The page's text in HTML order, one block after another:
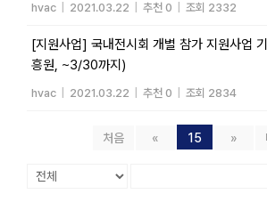
hvac 2021.03.22 추천 0 조회 2332
[지원사업] 국내전시회 개별 참가 지원사업
흥원, ~3/30까지)
hvac 2021.03.22 추천 0 조회 2834
처음 « 15 »